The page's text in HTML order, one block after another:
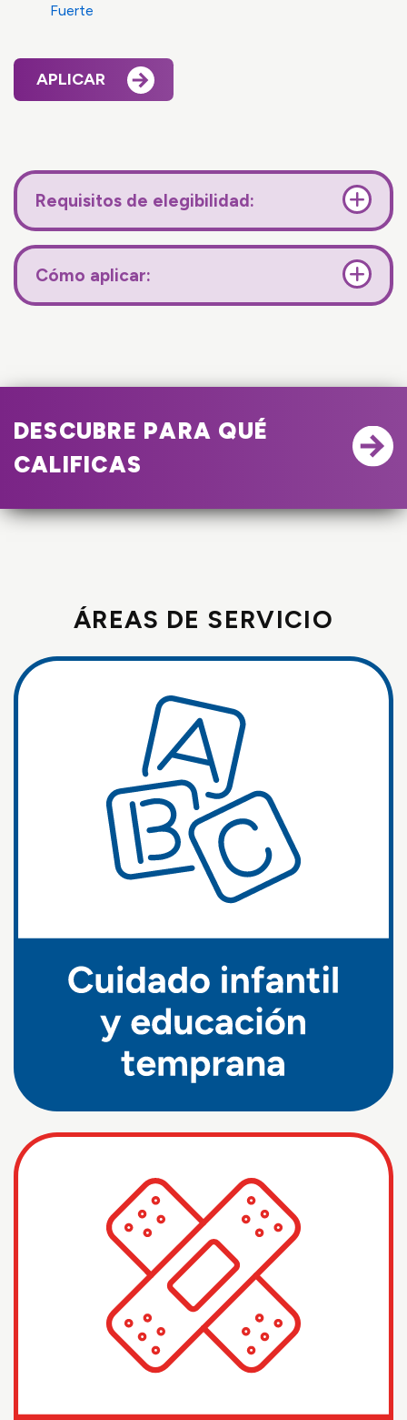
Fuerte
APLICAR
Requisitos de elegibilidad:
Cómo aplicar:
DESCUBRE PARA QUÉ
CALIFICAS
ÁREAS DE SERVICIO